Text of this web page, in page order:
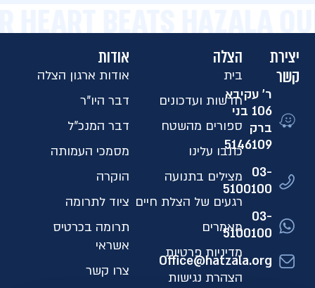
HEART BEATS HAZALA
יצירת
קשר
ר' עקיבא
106 בני
ברק
5146109​
03-
5100100
03-
5100100
Office@hatzala.org
הצלה
בית
חדשות ועדכונים
ספורים מהשטח
כתבו עלינו
מצילים בתנועה
רגעים של הצלת חיים
מאמרים
מדיניות פרטיות
הצהרת נגישות
אודות
אודות ארגון הצלה
דבר היו"ר
דבר המנכ"ל
מסמכי העמותה
הוקרה
ציוד לתרומה
תרומה בכרטיס
אשראי
צרו קשר